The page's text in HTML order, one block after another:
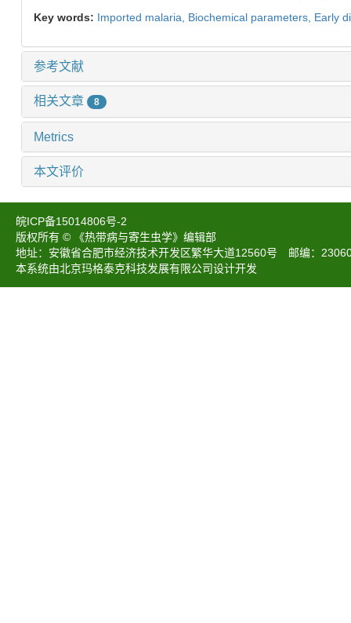
Key words: Imported malaria, Biochemical parameters, Early
参考文献
相关文章 8
Metrics
本文评价
皖ICP备15014806号-2
版权所有 © 《热带病与寄生虫学》编辑部
地址：安徽省合肥市经济技术开发区繁华大道12560号 邮编：
本系统由北京玛格泰克科技发展有限公司设计开发